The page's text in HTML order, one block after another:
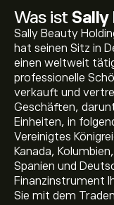
Was ist Sally
Sally Beauty
hat seinen Sitz in
einen weltweit
professionelle
verkauft und
Geschäften,
Einheiten, in
Vereinigtes
Kanada,
Spanien und
Finanzinstrument
Sie mit dem
Aktueller SBH